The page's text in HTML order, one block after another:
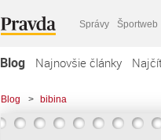
Správy Športweb
Blog Najnovšie články
Blog > bibina